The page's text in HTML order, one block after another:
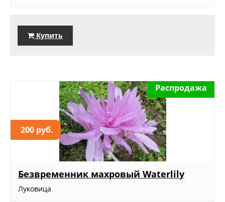
Купить
200 руб.
Распродажа
Безвременник махровый Waterlily
Луковица